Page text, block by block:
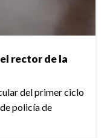
rector de la
del primer ciclo
policía de